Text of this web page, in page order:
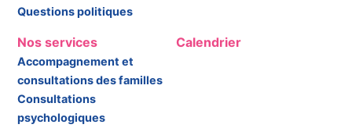
Questions politiques
Nos services
Accompagnement et
consultations des familles
Consultations
psychologiques
Calendrier